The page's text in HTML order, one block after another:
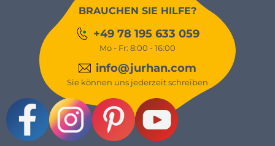
BRAUCHEN SIE HILFE?
+49 78 195 633 059
Mo - Fr: 8:00 - 16:00
info@jurhan.com
Sie können uns jederzeit schreiben